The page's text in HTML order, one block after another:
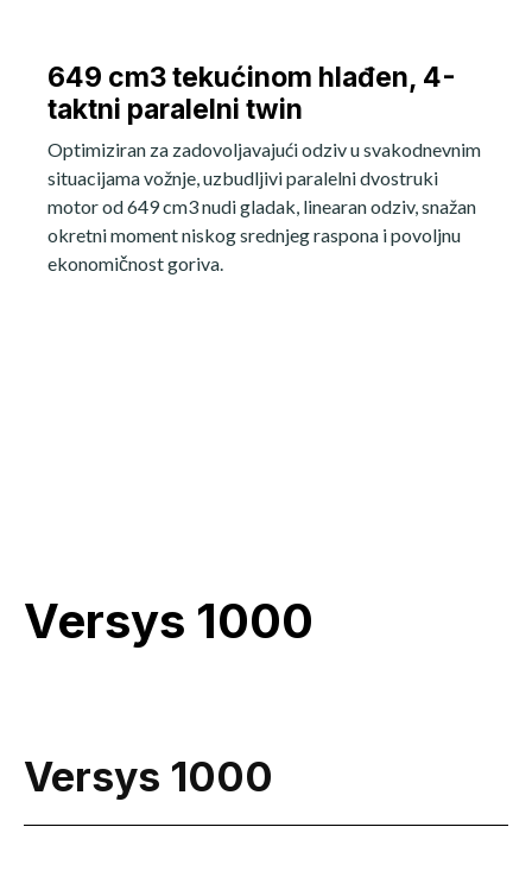
649 cm3 tekućinom hlađen, 4-
taktni paralelni twin
Optimiziran za zadovoljavajući odziv u svakodnevnim
situacijama vožnje, uzbudljivi paralelni dvostruki
motor od 649 cm3 nudi gladak, linearan odziv, snažan
okretni moment niskog srednjeg raspona i povoljnu
ekonomičnost goriva.
Versys 1000
Versys 1000